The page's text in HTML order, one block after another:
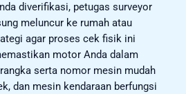
diverifikasi, petugas surveyor
meluncur ke rumah atau
agar proses cek fisik ini
motor Anda dalam
serta nomor mesin mudah
dan mesin kendaraan berfungsi